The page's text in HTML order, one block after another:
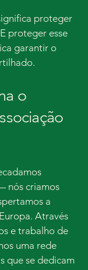
proteger
proteger esse
garantir o
o
nós criamos
a
Através
e trabalho de
uma rede
que se dedicam